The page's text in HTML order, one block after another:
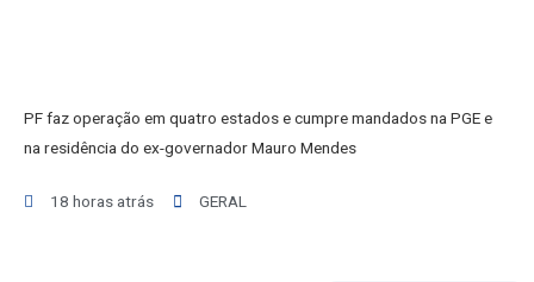
PF faz operação em quatro estados e cumpre mandados na PGE e
na residência do ex-governador Mauro Mendes
18 horas atrás GERAL
GERAL